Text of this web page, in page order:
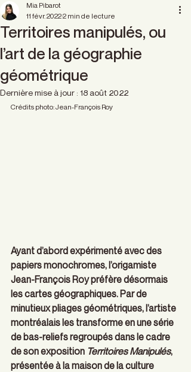
Territoires manipulés, ou
l’art de la géographie
géométrique
Mia Pibarot
11 févr. 20222 min de lecture
Dernière mise à jour : 18 août 2022
Crédits photo: Jean-François Roy
Ayant d’abord expérimenté avec des
papiers monochromes, l’origamiste
Jean-François Roy préfère désormais
les cartes géographiques. Par de
minutieux pliages géométriques, l’artiste
montréalais les transforme en une série
de bas-reliefs regroupés dans le cadre
de son exposition Territoires Manipulés,
présentée à la maison de la culture